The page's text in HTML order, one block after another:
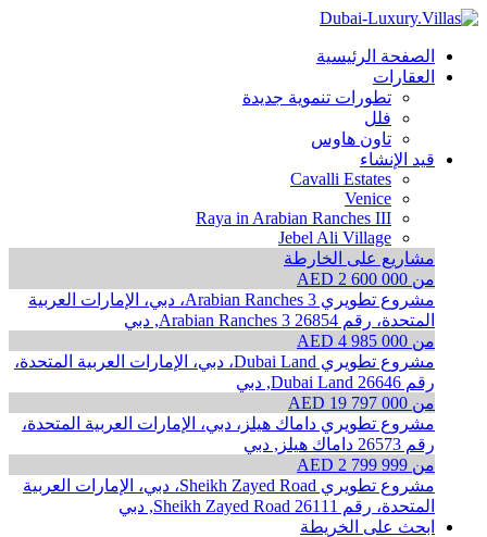
الصفحة الرئيسية
العقارات
تطورات تنموية جديدة
فلل
تاون هاوس
قيد الإنشاء
Cavalli Estates
Venice
Raya in Arabian Ranches III
Jebel Ali Village
مشاريع على الخارطة
من AED 2 600 000
مشروع تطويري Arabian Ranches 3، دبي، الإمارات العربية
المتحدة، رقم 26854
Arabian Ranches 3, دبي
من AED 4 985 000
مشروع تطويري Dubai Land، دبي، الإمارات العربية المتحدة،
رقم 26646
Dubai Land, دبي
من AED 19 797 000
مشروع تطويري داماك هيلز، دبي، الإمارات العربية المتحدة،
رقم 26573
داماك هيلز, دبي
من AED 2 799 999
مشروع تطويري Sheikh Zayed Road، دبي، الإمارات العربية
المتحدة، رقم 26111
Sheikh Zayed Road, دبي
ابحث على الخريطة